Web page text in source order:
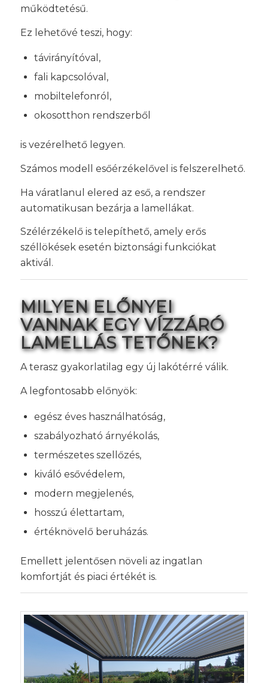
működtetésű.
Ez lehetővé teszi, hogy:
távirányítóval,
fali kapcsolóval,
mobiltelefonról,
okosotthon rendszerből
is vezérelhető legyen.
Számos modell esőérzékelővel is felszerelhető.
Ha váratlanul elered az eső, a rendszer
automatikusan bezárja a lamellákat.
Szélérzékelő is telepíthető, amely erős
széllökések esetén biztonsági funkciókat
aktivál.
MILYEN ELŐNYEI
VANNAK EGY VÍZZÁRÓ
LAMELLÁS TETŐNEK?
A terasz gyakorlatilag egy új lakótérré válik.
A legfontosabb előnyök:
egész éves használhatóság,
szabályozható árnyékolás,
természetes szellőzés,
kiváló esővédelem,
modern megjelenés,
hosszú élettartam,
értéknövelő beruházás.
Emellett jelentősen növeli az ingatlan
komfortját és piaci értékét is.